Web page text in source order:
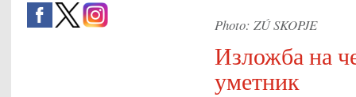
Photo: ZÚ SKOPJE
Изложба на
уметник